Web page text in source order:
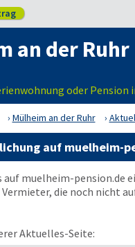
an der Ruhr
oder Pension
Mülheim an der Ruhr
auf muelheim-
auf muelheim-pension.de
Vermieter, die noch nicht
Aktuelles-Seite: